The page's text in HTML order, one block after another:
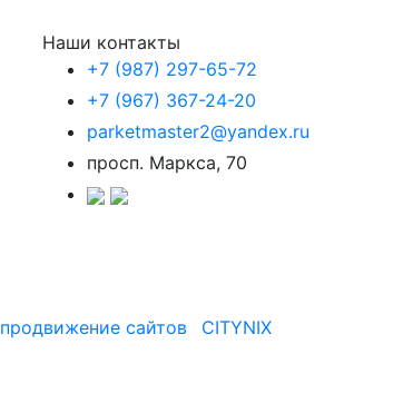
Наши контакты
+7 (987) 297-65-72
+7 (967) 367-24-20
parketmaster2@yandex.ru
просп. Маркса, 70
продвижение сайтов CITYNIX